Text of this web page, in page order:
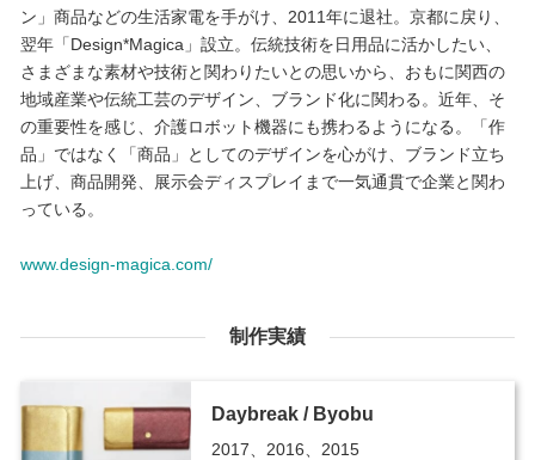
ン」商品などの生活家電を手がけ、2011年に退社。京都に戻り、
翌年「Design*Magica」設立。伝統技術を日用品に活かしたい、
さまざまな素材や技術と関わりたいとの思いから、おもに関西の
地域産業や伝統工芸のデザイン、ブランド化に関わる。近年、そ
の重要性を感じ、介護ロボット機器にも携わるようになる。「作
品」ではなく「商品」としてのデザインを心がけ、ブランド立ち
上げ、商品開発、展示会ディスプレイまで一気通貫で企業と関わ
っている。
www.design-magica.com/
制作実績
Daybreak / Byobu
2017、2016、2015